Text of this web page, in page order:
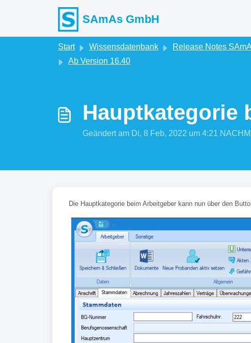
SAmAs GmbH
Start Wissensdatenbank
Release Notes
Ab Version 16.40
Hauptkategorie
Geändert am Di, 8 Feb, 2022 um 4:21
Die Hauptkategorie beim Arbeitgeber kann nun über den